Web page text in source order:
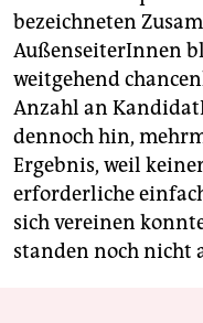
bezeichneten
AußenseiterInnen
weitgehend
Anzahl an
dennoch hin,
Ergebnis, weil
erforderliche
sich vereinen
standen noch nicht